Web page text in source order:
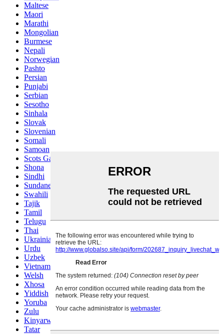
Maltese
Maori
Marathi
Mongolian
Burmese
Nepali
Norwegian
Pashto
Persian
Punjabi
Serbian
Sesotho
Sinhala
Slovak
Slovenian
Somali
Samoan
Scots Gaelic
Shona
Sindhi
Sundanese
Swahili
Tajik
Tamil
Telugu
Thai
Ukrainian
Urdu
Uzbek
Vietnamese
Welsh
Xhosa
Yiddish
Yoruba
Zulu
Kinyarwanda
Tatar